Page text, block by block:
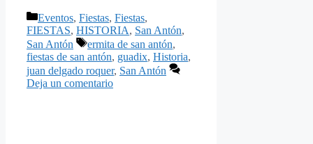
Categorías
Eventos, Fiestas, Fiestas,
FIESTAS, HISTORIA, San Antón,
San Antón
Etiquetas
ermita de san antón,
fiestas de san antón, guadix, Historia,
juan delgado roquer, San Antón
Deja un comentario